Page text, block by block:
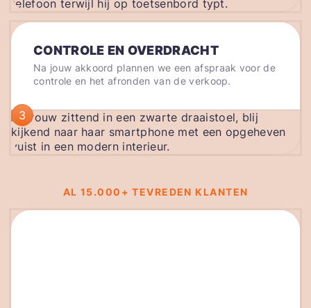
CONTROLE EN OVERDRACHT
Na jouw akkoord plannen we een afspraak voor de
controle en het afronden van de verkoop.
3
AL 15.000+ TEVREDEN KLANTEN